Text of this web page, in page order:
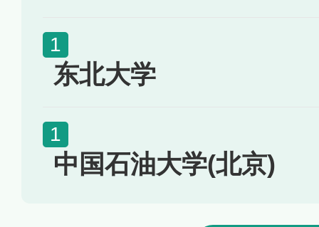
东北大学
中国石油大学(北京)